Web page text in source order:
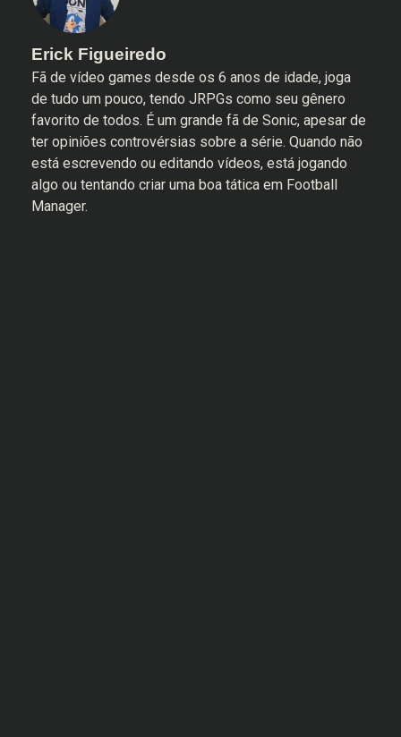
Erick Figueiredo
Fã de vídeo games desde os 6 anos de idade, joga
de tudo um pouco, tendo JRPGs como seu gênero
favorito de todos. É um grande fã de Sonic, apesar de
ter opiniões controvérsias sobre a série. Quando não
está escrevendo ou editando vídeos, está jogando
algo ou tentando criar uma boa tática em Football
Manager.